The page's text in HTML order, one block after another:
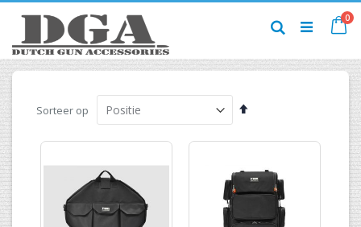
naar
de
inhoud
0
Zoek
Sorteer op
Van